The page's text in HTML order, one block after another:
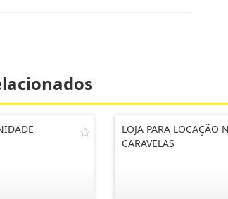
LOJA PARA LOCAÇÃO
CARAVELAS